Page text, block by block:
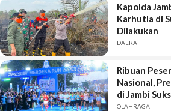
Kapolda
Karhutla di
Dilakukan
DAERAH
Ribuan
Nasional,
di Jambi
OLAHRAGA